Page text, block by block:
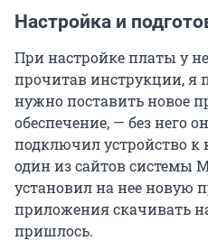
Настройка и
При настройке платы у
прочитав инструкции, я
нужно поставить новое
обеспечение, — без него
подключил устройство к
один из сайтов системы
установил на нее новую
приложения скачивать
пришлось.